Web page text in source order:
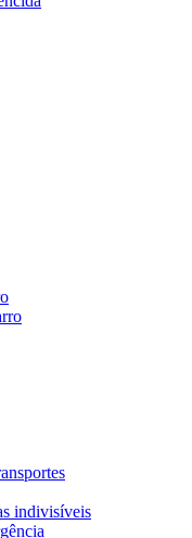
indivisíveis